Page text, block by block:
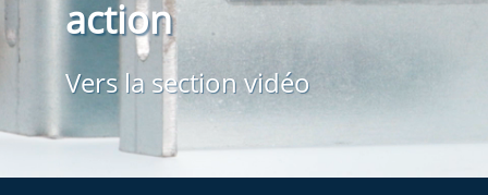
action
Vers la section vidéo